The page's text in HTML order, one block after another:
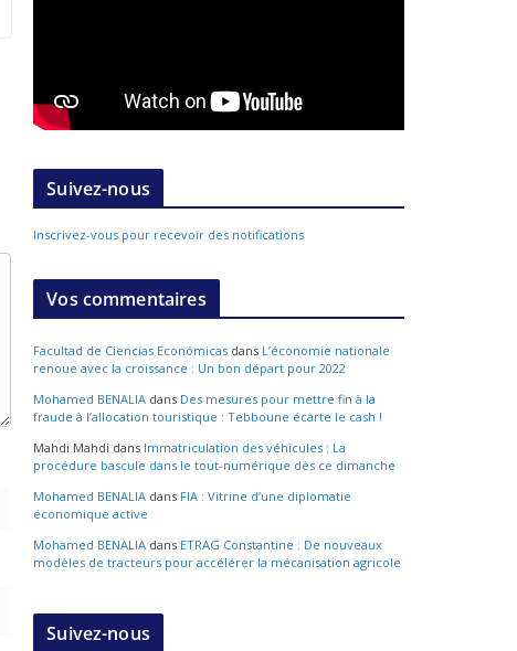
Suivez-nous
Inscrivez-vous pour recevoir des notifications
Vos commentaires
Facultad de Ciencias Económicas dans L’économie nationale
renoue avec la croissance : Un bon départ pour 2022
Mohamed BENALIA dans Des mesures pour mettre fin à la
fraude à l’allocation touristique : Tebboune écarte le cash !
Mahdi Mahdi dans Immatriculation des véhicules : La
procédure bascule dans le tout-numérique dès ce dimanche
Mohamed BENALIA dans FIA : Vitrine d’une diplomatie
économique active
Mohamed BENALIA dans ETRAG Constantine : De nouveaux
modèles de tracteurs pour accélérer la mécanisation agricole
Suivez-nous